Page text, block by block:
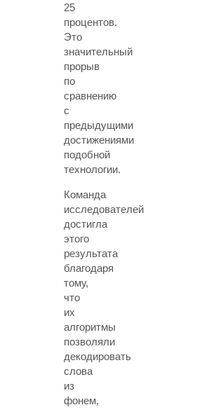
25
процентов.
Это
значительный
прорыв
по
сравнению
с
предыдущими
достижениями
подобной
технологии.
Команда
исследователей
достигла
этого
результата
благодаря
тому,
что
их
алгоритмы
позволяли
декодировать
слова
из
фонем,